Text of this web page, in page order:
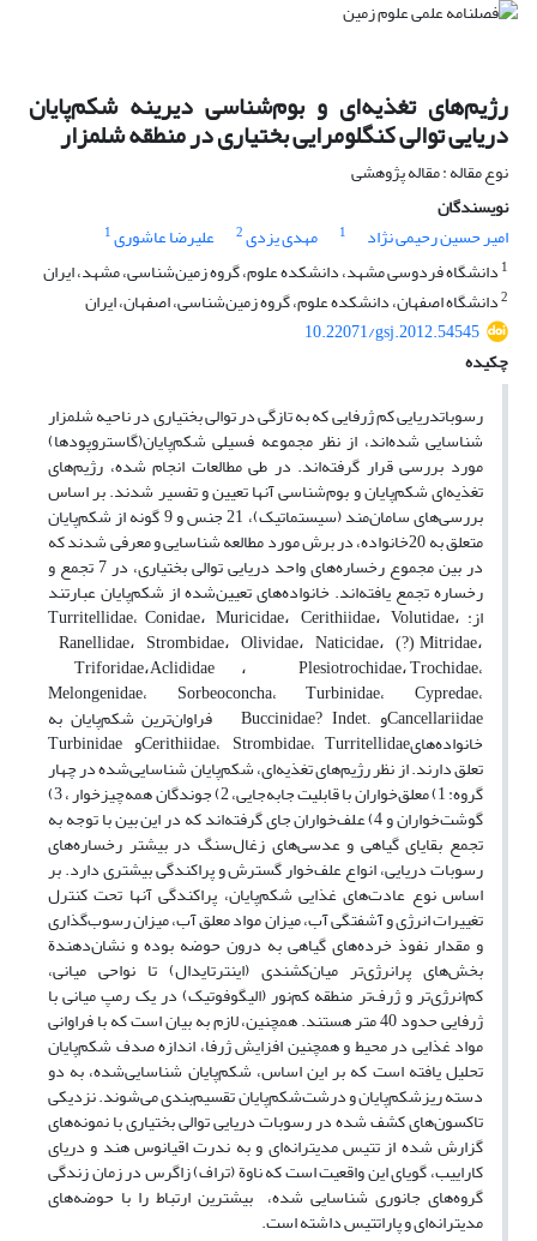
رژیم‌های تغذیه‌ای و بوم‌شناسی دیرینه شکم‌پایان
دریایی توالی کنگلومرایی بختیاری در منطقه شلمزار
نوع مقاله : مقاله پژوهشی
نویسندگان
امیر حسین رحیمی نژاد
1 مهدی یزدی2 علیرضا عاشوری1
1 دانشگاه فردوسی مشهد، دانشکده علوم، گروه زمین‌شناسی، مشهد، ایران
2دانشگاه اصفهان، دانشکده علوم، گروه زمین‌شناسی، اصفهان، ایران
10.22071/gsj.2012.54545
چکیده
رسوباتدریایی کم ژرفایی که به تازگی در توالی بختیاری در ناحیه شلمزار
شناسایی شده‌اند، از نظر مجموعه فسیلی شکم‌پایان(گاستروپودها)
مورد بررسی قرار گرفته‌اند. در طی مطالعات انجام شده، رژیم‌های
تغذیه‌ای شکم‌پایان و بوم‌شناسی آنها تعیین و تفسیر شدند. بر اساس
بررسی‌های سامان‌مند (سیستماتیک)، 21 جنس و 9 گونه از شکم‌پایان
متعلق به 20خانواده، در برش مورد مطالعه شناسایی و معرفی شدند که
در بین مجموع رخساره‌های واحد دریایی توالی بختیاری، در 7 تجمع و
رخساره تجمع یافته‌اند. خانواده‌های تعیین‌شده از شکم‌پایان عبارتند
از: Turritellidae،Conidae، Muricidae، Cerithiidae، Volutidae،
Ranellidae، Strombidae، Olividae، Naticidae، (?) Mitridae،
Triforidae،Aclididae ، Plesiotrochidae، Trochidae،
Melongenidae، Sorbeoconcha،Turbinidae،Cypredae،
Cancellariidaeو .Buccinidae? Indet فراوان‌ترین شکم‌پایان به
خانواده‌های Cerithiidae، Strombidae، Turritellidae و
تعلق دارند. از نظر رژیم‌های تغذیه‌ای، شکم‌پایان شناسایی‌شده در چهار
گروه: 1) معلق‌خواران با قابلیت جابه‌جایی، 2) جوندگان همه‌چیز‌خوار ، 3)
گوشت‌خواران و 4) علف‌خواران جای گرفته‌اند که در این بین با توجه به
تجمع بقایای گیاهی و عدسی‌های زغال‌سنگ در بیشتر رخساره‌های
رسوبات دریایی، انواع علف‌خوار گسترش و پراکندگی بیشتری دارد. بر
اساس نوع عادت‌های غذایی شکم‌پایان، پراکندگی آنها تحت کنترل
تغییرات انرژی و آشفتگی آب، میزان مواد معلق آب، میزان رسوب‌گذاری
و مقدار نفوذ خرده‌های گیاهی به درون حوضه بوده و نشان‌دهندة
بخش‌های پرانرژی‌تر میان‌‌کشندی (اینترتایدال) تا نواحی میانی،
کم‌انرژی‌تر و ژرف‌تر منطقه کم‌نور (الیگوفوتیک) در یک رمپ میانی با
ژرفایی حدود 40 متر هستند. همچنین، لازم به بیان است که با فراوانی
مواد غذایی در محیط و همچنین افزایش ژرفا، اندازه صدف شکم‌پایان
تحلیل یافته است که بر این اساس، شکم‌پایان شناسایی‌شده، به دو
دسته ریزشکم‌پایان و درشت‌شکم‌پایان تقسیم‌بندی می‌شوند. نزدیکی
تاکسون‌های کشف شده در رسوبات دریایی توالی بختیاری با نمونه‌های
گزارش شده از تتیس مدیترانه‌ای و به ندرت اقیانوس هند و دریای
کاراییب، گویای این واقعیت است که ناوة (تراف) زاگرس در زمان زندگی
‌گروه‌های جانوری شناسایی شده، بیشترین ارتباط را با حوضه‌های
مدیترانه‌ای و پاراتتیس داشته است.